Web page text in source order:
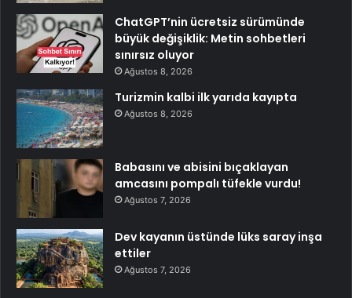
ChatGPT’nin ücretsiz sürümünde
büyük değişiklik: Metin sohbetleri
sınırsız oluyor
Ağustos 8, 2026
Turizmin kalbi ilk yarıda kayıpta
Ağustos 8, 2026
Babasını ve abisini bıçaklayan
amcasını pompalı tüfekle vurdu!
Ağustos 7, 2026
Dev kayanın üstünde lüks saray inşa
ettiler
Ağustos 7, 2026